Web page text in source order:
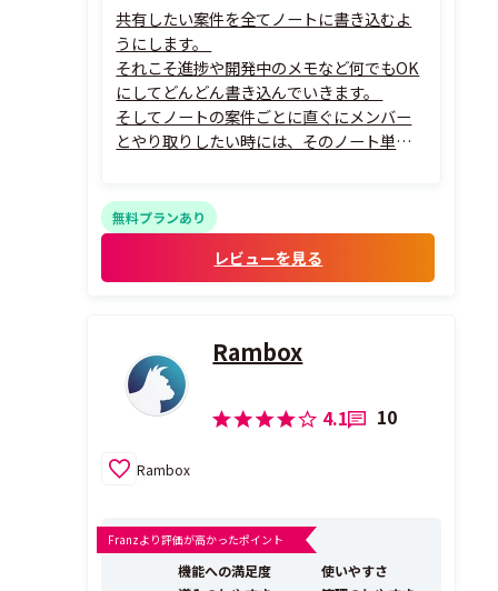
共有したい案件を全てノートに書き込むよ
うにします。
それこそ進捗や開発中のメモなど何でもOK
にしてどんどん書き込んでいきます。
そしてノートの案件ごとに直ぐにメンバー
とやり取りしたい時には、そのノート単位
（スマホアプリにも対応し...
無料プランあり
レビューを見る
Rambox
4.1 10
Rambox
Franzより評価が高かったポイント
機能への満足度
使いやすさ